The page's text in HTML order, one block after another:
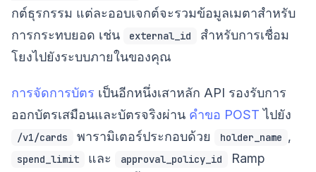
กต์ธุรกรรม แต่ละออบเจกต์จะรวมข้อมูลเมตาสำหรับ
การกระทบยอด เช่น
external_id
สำหรับการเชื่อม
โยงไปยังระบบภายในของคุณ
การจัดการบัตร เป็นอีกหนึ่งเสาหลัก API รองรับการ
ออกบัตรเสมือนและบัตรจริงผ่าน คำขอ POST ไปยัง
/v1/cards พารามิเตอร์ประกอบด้วย holder_name ,
spend_limit และ approval_policy_id
Ramp